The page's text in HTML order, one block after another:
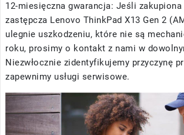
12-miesięczna gwarancja: Jeśli zakupiona
zastępcza Lenovo ThinkPad X13 Gen 2
ulegnie uszkodzeniu, które nie są
roku, prosimy o kontakt z nami w
Niezwłocznie zidentyfikujemy przyczynę
zapewnimy usługi serwisowe.